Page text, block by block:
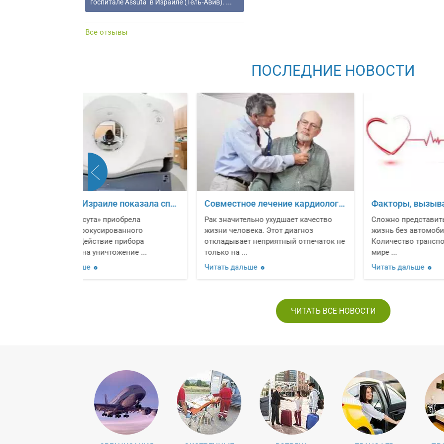
госпитале Assuta в Израиле (Тель-Авив). ...
Все отзывы
ПОСЛЕДНИЕ НОВОСТИ
Совместное лечение кардиологических заболеваний и онкологических новообразований
Рак значительно ухудшает качество
жизни человека. Этот диагноз
откладывает неприятный отпечаток не
только на ...
Читать дальше
Факторы, вызывающие риск возникновения рака
Сложно представить современную
жизнь без автомобильного транспорта.
Количество транспортных средств в
Читать дальше
Связь
ЧИТАТЬ ВСЕ НОВОСТИ